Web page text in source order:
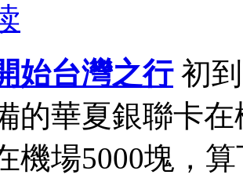
始台灣之行初到
的華夏銀聯卡
機場5000塊，